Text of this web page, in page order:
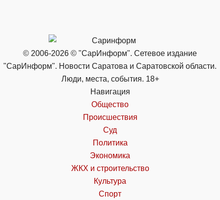
© 2006-2026 © "СарИнформ". Сетевое издание
"СарИнформ". Новости Саратова и Саратовской области.
Люди, места, события. 18+
Навигация
Общество
Происшествия
Суд
Политика
Экономика
ЖКХ и строительство
Культура
Спорт